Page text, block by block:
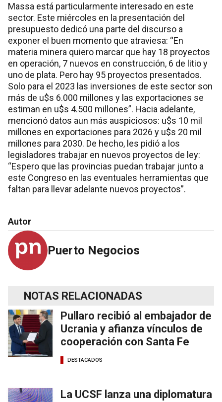
Massa está particularmente interesado en este
sector. Este miércoles en la presentación del
presupuesto dedicó una parte del discurso a
exponer el buen momento que atraviesa: “En
materia minera quiero marcar que hay 18 proyectos
en operación, 7 nuevos en construcción, 6 de litio y
uno de plata. Pero hay 95 proyectos presentados.
Solo para el 2023 las inversiones de este sector son
más de u$s 6.000 millones y las exportaciones se
estiman en u$s 4.500 millones”. Hacia adelante,
mencionó datos aun más auspiciosos: u$s 10 mil
millones en exportaciones para 2026 y u$s 20 mil
millones para 2030. De hecho, les pidió a los
legisladores trabajar en nuevos proyectos de ley:
“Espero que las provincias puedan trabajar junto a
este Congreso en las eventuales herramientas que
faltan para llevar adelante nuevos proyectos”.
Autor
Puerto Negocios
NOTAS RELACIONADAS
Pullaro recibió al embajador de
Ucrania y afianza vínculos de
cooperación con Santa Fe
DESTACADOS
La UCSF lanza una diplomatura